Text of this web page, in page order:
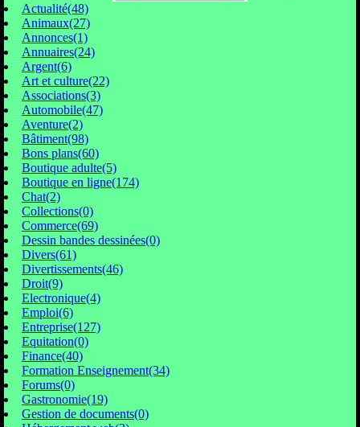
Actualité(48)
Animaux(27)
Annonces(1)
Annuaires(24)
Argent(6)
Art et culture(22)
Associations(3)
Automobile(47)
Aventure(2)
Bâtiment(98)
Bons plans(60)
Boutique adulte(5)
Boutique en ligne(174)
Chat(2)
Collections(0)
Commerce(69)
Dessin bandes dessinées(0)
Divers(61)
Divertissements(46)
Droit(9)
Electronique(4)
Emploi(6)
Entreprise(127)
Equitation(0)
Finance(40)
Formation Enseignement(34)
Forums(0)
Gastronomie(19)
Gestion de documents(0)